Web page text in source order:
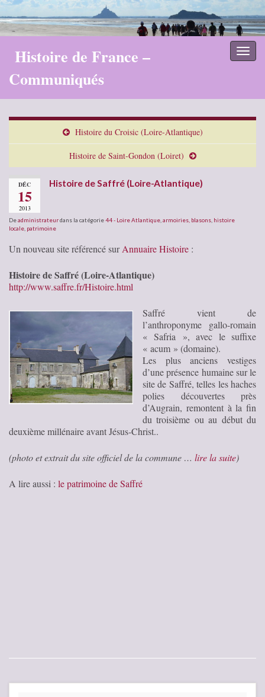
Histoire de France –
Communiqués
Histoire du Croisic (Loire-Atlantique)
Histoire de Saint-Gondon (Loiret)
DÉC
15
2013
Histoire de Saffré (Loire-Atlantique)
Deadministrateurdans la catégorie44 - Loire Atlantique armoiries, blasons histoire
locale patrimoine
Un nouveau site référencé surAnnuaire Histoire :
Histoire de Saffré (Loire-Atlantique)
http://www.saffre.fr/Histoire.html
Saffré vient de
l’anthroponyme gallo-romain
« Safria », avec le suffixe
« acum » (domaine).
Les plus anciens vestiges
d’une présence humaine sur le
site de Saffré, telles les haches
polies découvertes près
d’Augrain, remontent à la fin
du troisième ou au début du
deuxième millénaire avant Jésus-Christ..
(photo et extrait du site officiel de la commune … lire la suite)
A lire aussi : le patrimoine de Saffré